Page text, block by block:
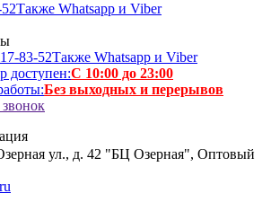
Также Whatsapp и Viber
83-52Также Whatsapp и Viber
доступен:С 10:00 до 23:00
Без выходных и перерывов
звонок
ул., д. 42 "БЦ Озерная", Оптовый